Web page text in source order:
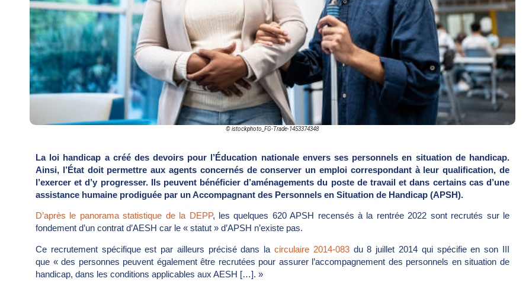
© istockphoto_FG-Trade-1453374348
La loi handicap a créé des devoirs pour l’Éducation nationale envers ses personnels en situation de handicap.
Ainsi, l’État doit permettre aux agents concernés de conserver un emploi correspondant à leur qualification, de
l’exercer et d’y progresser. Ils peuvent bénéficier d’aménagements du poste de travail et dans certains cas d’une
assistance humaine prodiguée par un Accompagnant des Personnels en Situation de Handicap (APSH).
D’après le panorama statistique de la DEPP, les quelques 620 APSH recensés à la rentrée 2022 sont recrutés sur le
fondement d’un contrat d’AESH car le « statut » d’APSH n’existe pas.
Ce recrutement spécifique est par ailleurs précisé dans lacirculaire 2014-083du 8 juillet 2014 qui spécifie en son III
que « des personnes peuvent également être recrutées pour assurer l’accompagnement des personnels en situation de
handicap, dans les conditions applicables aux AESH […]. »